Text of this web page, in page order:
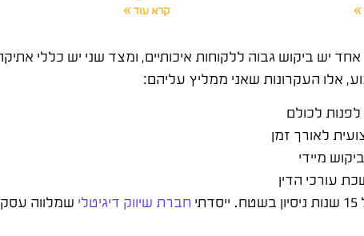
» קרא עוד »
יש ביקוש גבוה ללקוחות איכותיים, ומצד שני יש כללי
אלו העקרונות שאני ממליץ עליהם:
לכולם
לאורך זמן
מיידי
עורכי הדין
חברת שיווק דיגיטלי שמלווה